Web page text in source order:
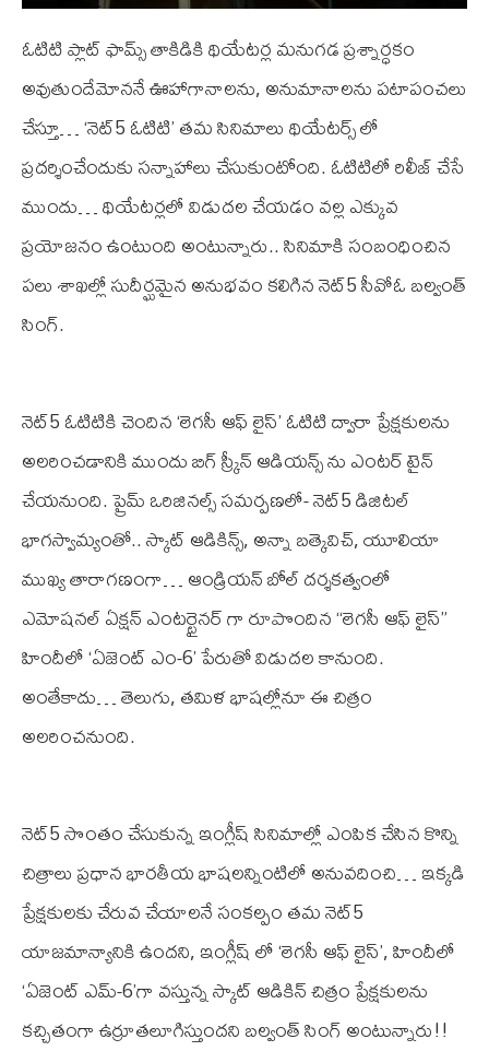
ఓటిటి ప్లాట్ ఫామ్స్ తాకిడికి థియేటర్ల మనుగడ ప్రశ్నార్ధకం
అవుతుందేమోననే ఊహాగానాలను, అనుమానాలను పటాపంచలు
చేస్తూ… ‘నెట్5 ఓటిటి’ తమ సినిమాలు థియేటర్స్ లో
ప్రదర్శించేందుకు సన్నాహాలు చేసుకుంటోంది. ఓటిటిలో రిలీజ్ చేసే
ముందు… థియేటర్లలో విడుదల చేయడం వల్ల ఎక్కువ
ప్రయోజనం ఉంటుంది అంటున్నారు.. సినిమాకి సంబంధించిన
పలు శాఖల్లో సుదీర్ఘమైన అనుభవం కలిగిన నెట్5 సీవోఓ బల్వంత్
సింగ్.
నెట్5 ఓటిటికి చెందిన ‘లెగసీ ఆఫ్ లైస్’ ఓటిటి ద్వారా ప్రేక్షకులను
అలరించడానికి ముందు బిగ్ స్క్రీన్ ఆడియన్స్ ను ఎంటర్ టైన్
చేయనుంది. ప్రైమ్ ఒరిజినల్స్ సమర్పణలో- నెట్5 డిజిటల్
భాగస్వామ్యంతో.. స్కాట్ ఆడికిన్స్, అన్నా బత్కెవిచ్, యూలియా
ముఖ్య తారాగణంగా… ఆండ్రియన్ బోల్ దర్శకత్వంలో
ఎమోషనల్ ఏక్షన్ ఎంటర్టైనర్ గా రూపొందిన “లెగసీ ఆఫ్ లైస్”
హిందీలో ‘ఏజెంట్ ఎం-6’ పేరుతో విడుదల కానుంది.
అంతేకాదు… తెలుగు, తమిళ భాషల్లోనూ ఈ చిత్రం
అలరించనుంది.
నెట్5 సొంతం చేసుకున్న ఇంగ్లీష్ సినిమాల్లో ఎంపిక చేసిన కొన్ని
చిత్రాలు ప్రధాన భారతీయ భాషలన్నింటిలో అనువదించి… ఇక్కడి
ప్రేక్షకులకు చేరువ చేయాలనే సంకల్పం తమ నెట్5
యాజమాన్యానికి ఉందని, ఇంగ్లీష్ లో ‘లెగసీ ఆఫ్ లైస్’, హిందీలో
‘ఏజెంట్ ఎమ్-6’గా వస్తున్న స్కాట్ ఆడికిన్ చిత్రం ప్రేక్షకులను
కచ్చితంగా ఉర్రూతలూగిస్తుందని బల్వంత్ సింగ్ అంటున్నారు!!